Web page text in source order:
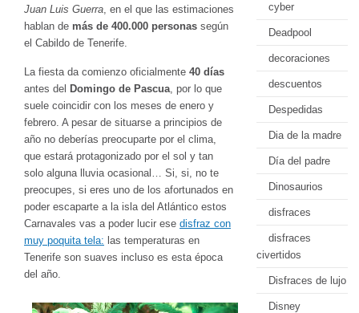
Juan Luis Guerra, en el que las estimaciones
hablan de más de 400.000 personas según
el Cabildo de Tenerife.
La fiesta da comienzo oficialmente 40 días
antes del Domingo de Pascua, por lo que
suele coincidir con los meses de enero y
febrero. A pesar de situarse a principios de
año no deberías preocuparte por el clima,
que estará protagonizado por el sol y tan
solo alguna lluvia ocasional… Si, si, no te
preocupes, si eres uno de los afortunados en
poder escaparte a la isla del Atlántico estos
Carnavales vas a poder lucir ese disfraz con
muy poquita tela: las temperaturas en
Tenerife son suaves incluso es esta época
del año.
cyber
Deadpool
decoraciones
descuentos
Despedidas
Dia de la madre
Día del padre
Dinosaurios
disfraces
disfraces
civertidos
Disfraces de lujo
Disney